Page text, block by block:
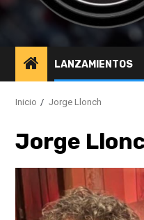
LANZAMIENTOS
Inicio Jorge Llonch
Jorge